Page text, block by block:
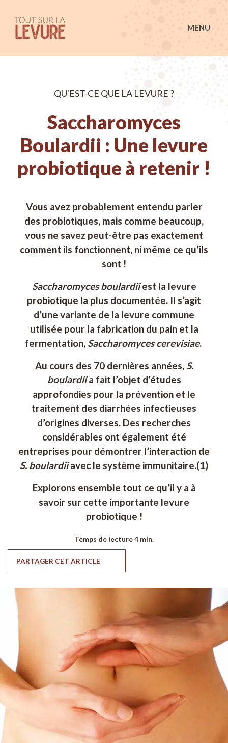
MENU
QU'EST-CE QUE LA LEVURE ?
Saccharomyces
Boulardii : Une levure
probiotique à retenir !
Vous avez probablement entendu parler
des probiotiques, mais comme beaucoup,
vous ne savez peut-être pas exactement
comment ils fonctionnent, ni même ce qu’ils
sont !
Saccharomyces boulardiiest la levure
probiotique la plus documentée. Il s’agit
d’une variante de la levure commune
utilisée pour la fabrication du pain et la
fermentation, Saccharomyces cerevisiae.
Au cours des 70 dernières années, S.
boulardiia fait l’objet d’études
approfondies pour la prévention et le
traitement des diarrhées infectieuses
d’origines diverses. Des recherches
considérables ont également été
entreprises pour démontrer l’interaction de
S. boulardiiavec le système immunitaire.(1)
Explorons ensemble tout ce qu’il y a à
savoir sur cette importante levure
probiotique !
Temps de lecture4 min.
PARTAGER CET ARTICLE